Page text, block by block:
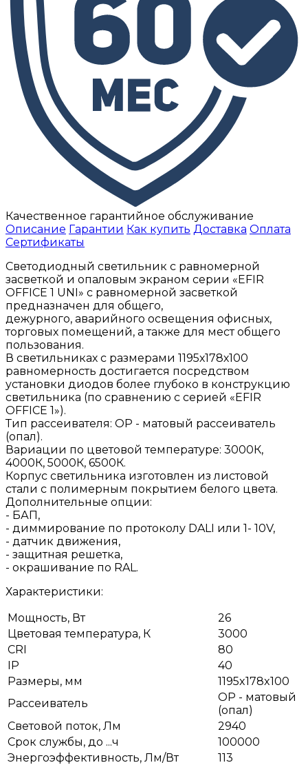
Качественное гарантийное обслуживание
Описание Гарантии Как купить Доставка Оплата
Сертификаты
Светодиодный светильник с равномерной
засветкой и опаловым экраном серии «EFIR
OFFICE 1 UNI» с равномерной засветкой
предназначен для общего,
дежурного, аварийного освещения офисных,
торговых помещений, а также для мест общего
пользования.
В светильниках с размерами 1195х178х100
равномерность достигается посредством
установки диодов более глубоко в конструкцию
светильника (по сравнению с серией «EFIR
OFFICE 1»).
Тип рассеивателя: ОР - матовый рассеиватель
(опал).
Вариации по цветовой температуре: 3000К,
4000К, 5000К, 6500К.
Корпус светильника изготовлен из листовой
стали с полимерным покрытием белого цвета.
Дополнительные опции:
- БАП,
- диммирование по протоколу DALI или 1- 10V,
- датчик движения,
- защитная решетка,
- окрашивание по RAL.
Характеристики:
Мощность, Вт
26
Цветовая температура, К
3000
CRI
80
IP
40
Размеры, мм
1195x178x100
Рассеиватель
OP - матовый
(опал)
Световой поток, Лм
2940
Срок службы, до ...ч
100000
Энергоэффективность, Лм/Вт
113